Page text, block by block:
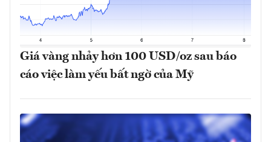
Giá vàng nhảy hơn 100 USD/oz sau báo
cáo việc làm yếu bất ngờ của Mỹ